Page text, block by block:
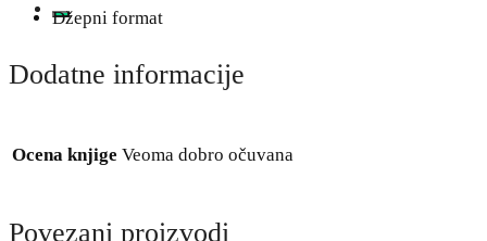
Džepni format
Dodatne informacije
Ocena knjige Veoma dobro očuvana
Povezani proizvodi